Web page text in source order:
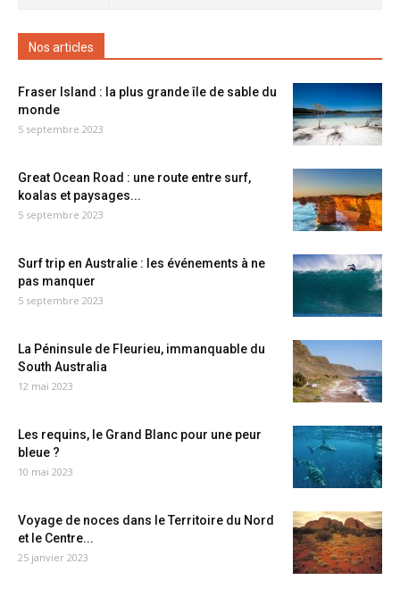
Nos articles
Fraser Island : la plus grande île de sable du
monde
5 septembre 2023
Great Ocean Road : une route entre surf,
koalas et paysages...
5 septembre 2023
Surf trip en Australie : les événements à ne
pas manquer
5 septembre 2023
La Péninsule de Fleurieu, immanquable du
South Australia
12 mai 2023
Les requins, le Grand Blanc pour une peur
bleue ?
10 mai 2023
Voyage de noces dans le Territoire du Nord
et le Centre...
25 janvier 2023